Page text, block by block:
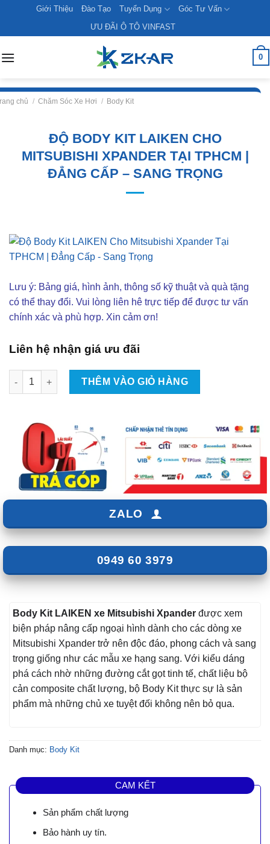
content
Giới Thiệu Đào Tạo Tuyển Dụng
Góc Tư Vấn
ƯU ĐÃI Ô TÔ VINFAST
0
chủ / Chăm Sóc Xe Hơi / Body Kit
ĐỘ BODY KIT LAIKEN CHO
MITSUBISHI XPANDER TẠI TPHCM |
ĐẲNG CẤP – SANG TRỌNG
Lưu ý: Bảng giá, hình ảnh, thông số kỹ thuật và quà tặng
có thể thay đổi. Vui lòng liên hê trực tiếp để được tư vấn
chính xác và phù hợp. Xin cảm ơn!
Liên hệ nhận giá ưu đãi
Độ Body Kit LAIKEN Cho Mitsubishi Xpander Tại TPHCM |
THÊM VÀO GIỎ HÀNG
ZALO
0949 60 3979
Body Kit LAIKEN xe Mitsubishi Xpander được xem
biện pháp nâng cấp ngoại hình dành cho các dòng xe
Mitsubishi Xpander trở nên độc đáo, phong cách và sang
trọng giống như các mẫu xe hạng sang. Với kiểu dáng
phá cách nhờ những đường cắt gọt tinh tế, chất liệu bộ
cản composite chất lượng, bộ Body Kit thực sự là sản
phẩm mà những chủ xe tuyệt đối không nên bỏ qua.
Danh mục: Body Kit
CAM KẾT
Sản phẩm chất lượng
Bảo hành uy tín.